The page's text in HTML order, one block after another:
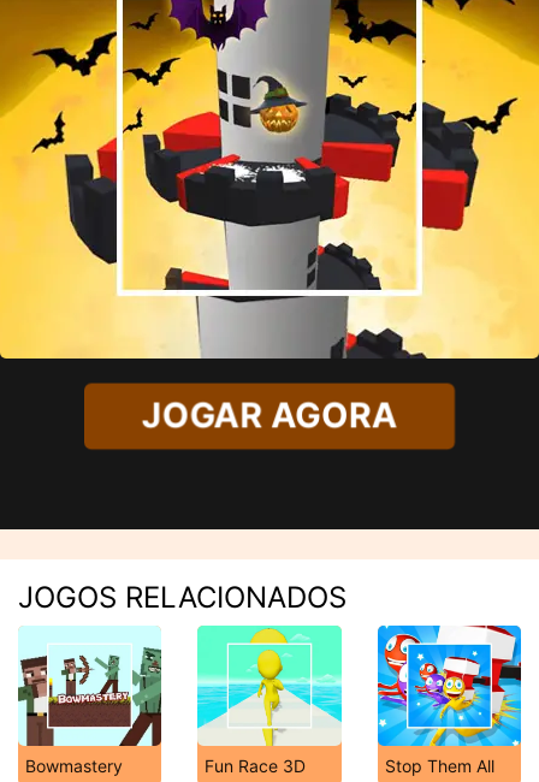
JOGAR AGORA
JOGOS RELACIONADOS
Bowmastery Fun Race 3D Stop Them All